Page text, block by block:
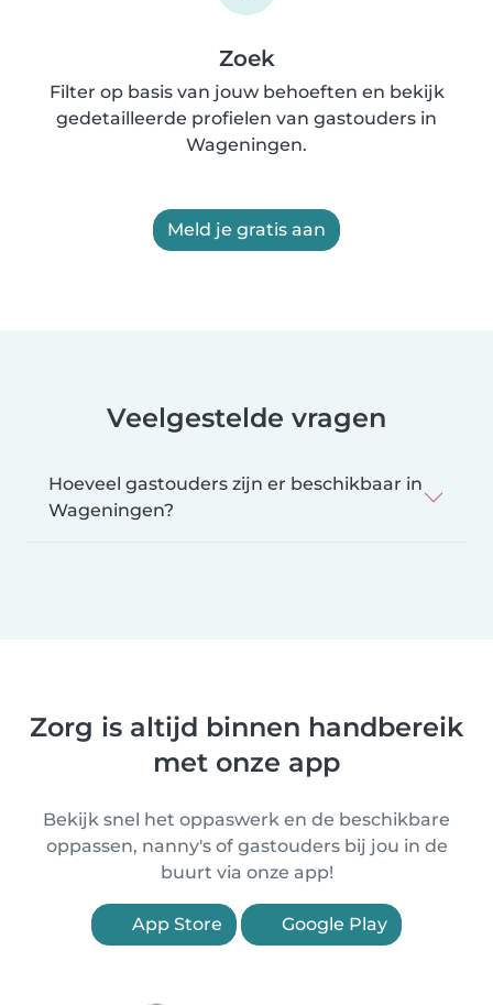
Zoek
Filter op basis van jouw behoeften en bekijk
gedetailleerde profielen van gastouders in
Wageningen.
Meld je gratis aan
Veelgestelde vragen
Hoeveel gastouders zijn er beschikbaar in
Wageningen?
Zorg is altijd binnen handbereik
met onze app
Bekijk snel het oppaswerk en de beschikbare
oppassen, nanny's of gastouders bij jou in de
buurt via onze app!
App Store Google Play